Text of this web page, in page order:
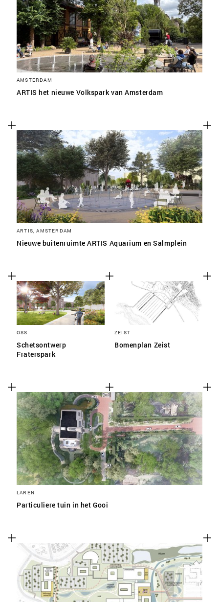
AMSTERDAM
ARTIS het nieuwe Volkspark van Amsterdam
ARTIS, AMSTERDAM
Nieuwe buitenruimte ARTIS Aquarium en Salmplein
OSS
Schetsontwerp
Fraterspark
ZEIST
Bomenplan Zeist
LAREN
Particuliere tuin in het Gooi
SLA VOORKEUREN OP